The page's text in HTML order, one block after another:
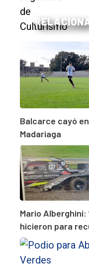
Balcarce cayó
Madariaga
Mario Alberghini:
hicieron para